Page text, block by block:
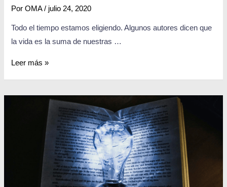
PorOMA / julio 24, 2020
Todo el tiempo estamos eligiendo. Algunos autores dicen que
la vida es la suma de nuestras …
Leer más »